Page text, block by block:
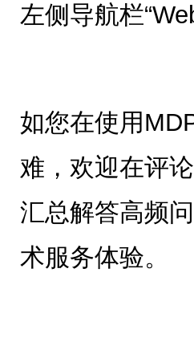
左侧导航栏
如您在使用
难，欢迎在评
汇总解答高频
术服务体验。